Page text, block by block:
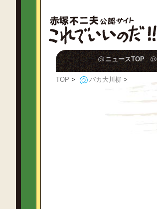
ニュースTOP
TOP > バカ大川柳 >